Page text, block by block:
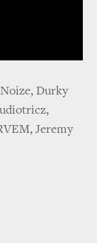
Durky
Jeremy